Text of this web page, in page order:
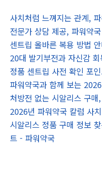
사치처럼 느껴지는 관계,
전문가 상담 제공, 파워약
센트립 올바른 복용 방법
20대 발기부전과 자신감
정품 센트립 사전 확인 포
파워약국과 함께 보는
처방전 없는 시알리스 구
2026년 파워약국 칼럼 사
시알리스 정품 구매 정보
트 - 파워약국